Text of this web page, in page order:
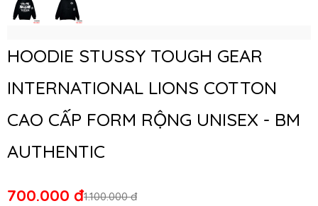
HOODIE STUSSY TOUGH GEAR
INTERNATIONAL LIONS COTTON
CAO CẤP FORM RỘNG UNISEX - BM
AUTHENTIC
1.100.000 đ
700.000 đ